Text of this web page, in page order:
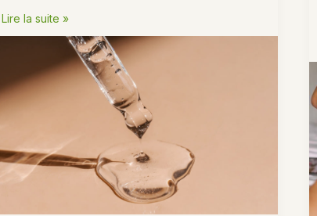
L’huile
de
pour
se
Lire la suite »